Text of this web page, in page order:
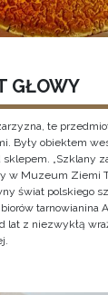
GŁOWY
te
Były obiektem
„Szklany
w Muzeum Ziemi
świat polskiego
tarnowianina
lat z niezwykłą